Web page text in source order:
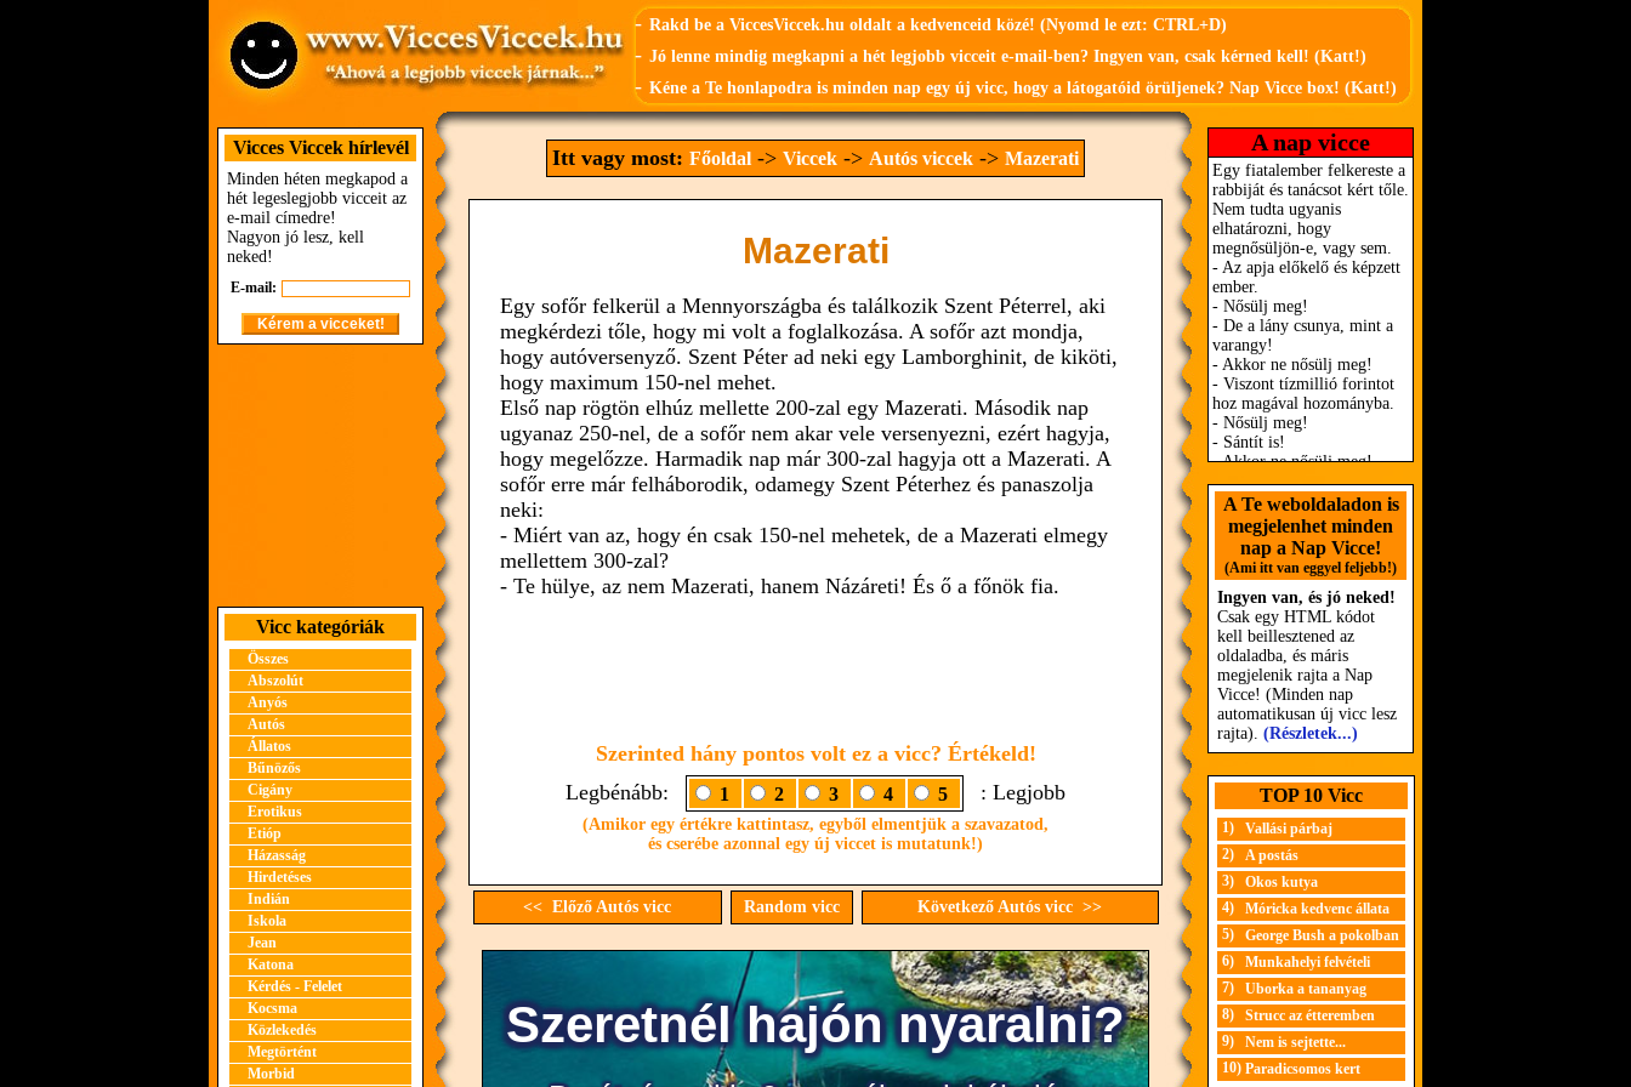
- Rakd be a ViccesViccek.hu oldalt a kedvenceid közé! (Nyomd le ezt: CTRL+D)
- Jó lenne mindig megkapni a hét legjobb vicceit e-mail-ben? Ingyen van, csak kérned kell! (Katt!)
- Kéne a Te honlapodra is minden nap egy új vicc, hogy a látogatóid örüljenek? Nap Vicce box! (Katt!)
Vicces Viccek hírlevél
Minden héten megkapod a
hét legeslegjobb vicceit az
e-mail címedre!
Nagyon jó lesz, kell
neked!
E-mail:
Vicc kategóriák
Összes
Abszolút
Anyós
Autós
Állatos
Bűnözős
Cigány
Erotikus
Etióp
Házasság
Hirdetéses
Indián
Iskola
Jean
Katona
Kérdés - Felelet
Kocsma
Közlekedés
Megtörtént
Morbid
Itt vagy most: Főoldal -> Viccek -> Autós viccek -> Mazerati
Mazerati
Egy sofőr felkerül a Mennyországba és találkozik Szent Péterrel, aki
megkérdezi tőle, hogy mi volt a foglalkozása. A sofőr azt mondja,
hogy autóversenyző. Szent Péter ad neki egy Lamborghinit, de kiköti,
hogy maximum 150-nel mehet.
Első nap rögtön elhúz mellette 200-zal egy Mazerati. Második nap
ugyanaz 250-nel, de a sofőr nem akar vele versenyezni, ezért hagyja,
hogy megelőzze. Harmadik nap már 300-zal hagyja ott a Mazerati. A
sofőr erre már felháborodik, odamegy Szent Péterhez és panaszolja
neki:
- Miért van az, hogy én csak 150-nel mehetek, de a Mazerati elmegy
mellettem 300-zal?
- Te hülye, az nem Mazerati, hanem Názáreti! És ő a főnök fia.
Szerinted hány pontos volt ez a vicc? Értékeld!
Legbénább:
1 2 3 4 5 : Legjobb
(Amikor egy értékre kattintasz, egyből elmentjük a szavazatod,
és cserébe azonnal egy új viccet is mutatunk!)
<< Előző Autós vicc Random vicc Következő Autós vicc >>
A nap vicce
A Te weboldaladon is
megjelenhet minden
nap a Nap Vicce!
(Ami itt van eggyel feljebb!)
Ingyen van, és jó neked!
Csak egy HTML kódot
kell beillesztened az
oldaladba, és máris
megjelenik rajta a Nap
Vicce! (Minden nap
automatikusan új vicc lesz
rajta). (Részletek...)
TOP 10 Vicc
1)
Vallási párbaj
2)
A postás
3)
Okos kutya
4)
Móricka kedvenc állata
5)
George Bush a pokolban
6)
Munkahelyi felvételi
7)
Uborka a tananyag
8)
Strucc az étteremben
9)
Nem is sejtette...
10) Paradicsomos kert